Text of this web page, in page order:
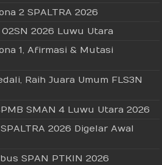
2 SPALTRA 2026
2026 Luwu Utara
1, Afirmasi & Mutasi
Raih Juara Umum FLS3N
SMAN 4 Luwu Utara 2026
2026 Digelar Awal
SPAN PTKIN 2026